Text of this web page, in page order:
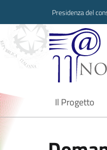
Presidenza del
Il Progetto
current